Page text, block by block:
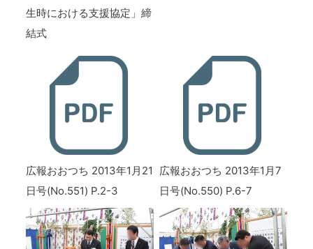
生時における支援協定」締
結式
広報おおつち 2013年1月21
日号(No.551) P.2-3
広報おおつち 2013年1月7
日号(No.550) P.6-7